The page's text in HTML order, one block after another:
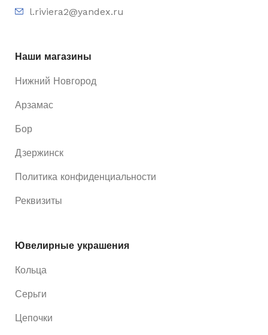
l.riviera2@yandex.ru
Наши магазины
Нижний Новгород
Арзамас
Бор
Дзержинск
Политика конфиденциальности
Реквизиты
Ювелирные украшения
Кольца
Серьги
Цепочки